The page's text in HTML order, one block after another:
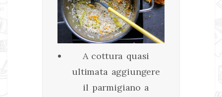
A cottura quasi
ultimata aggiungere
il parmigiano a